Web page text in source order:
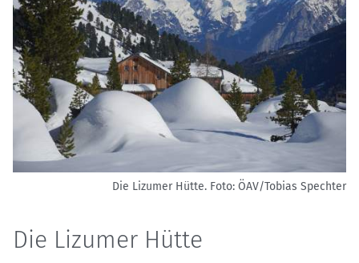
Die Lizumer Hütte. Foto: ÖAV/Tobias Spechter
Die Lizumer Hütte